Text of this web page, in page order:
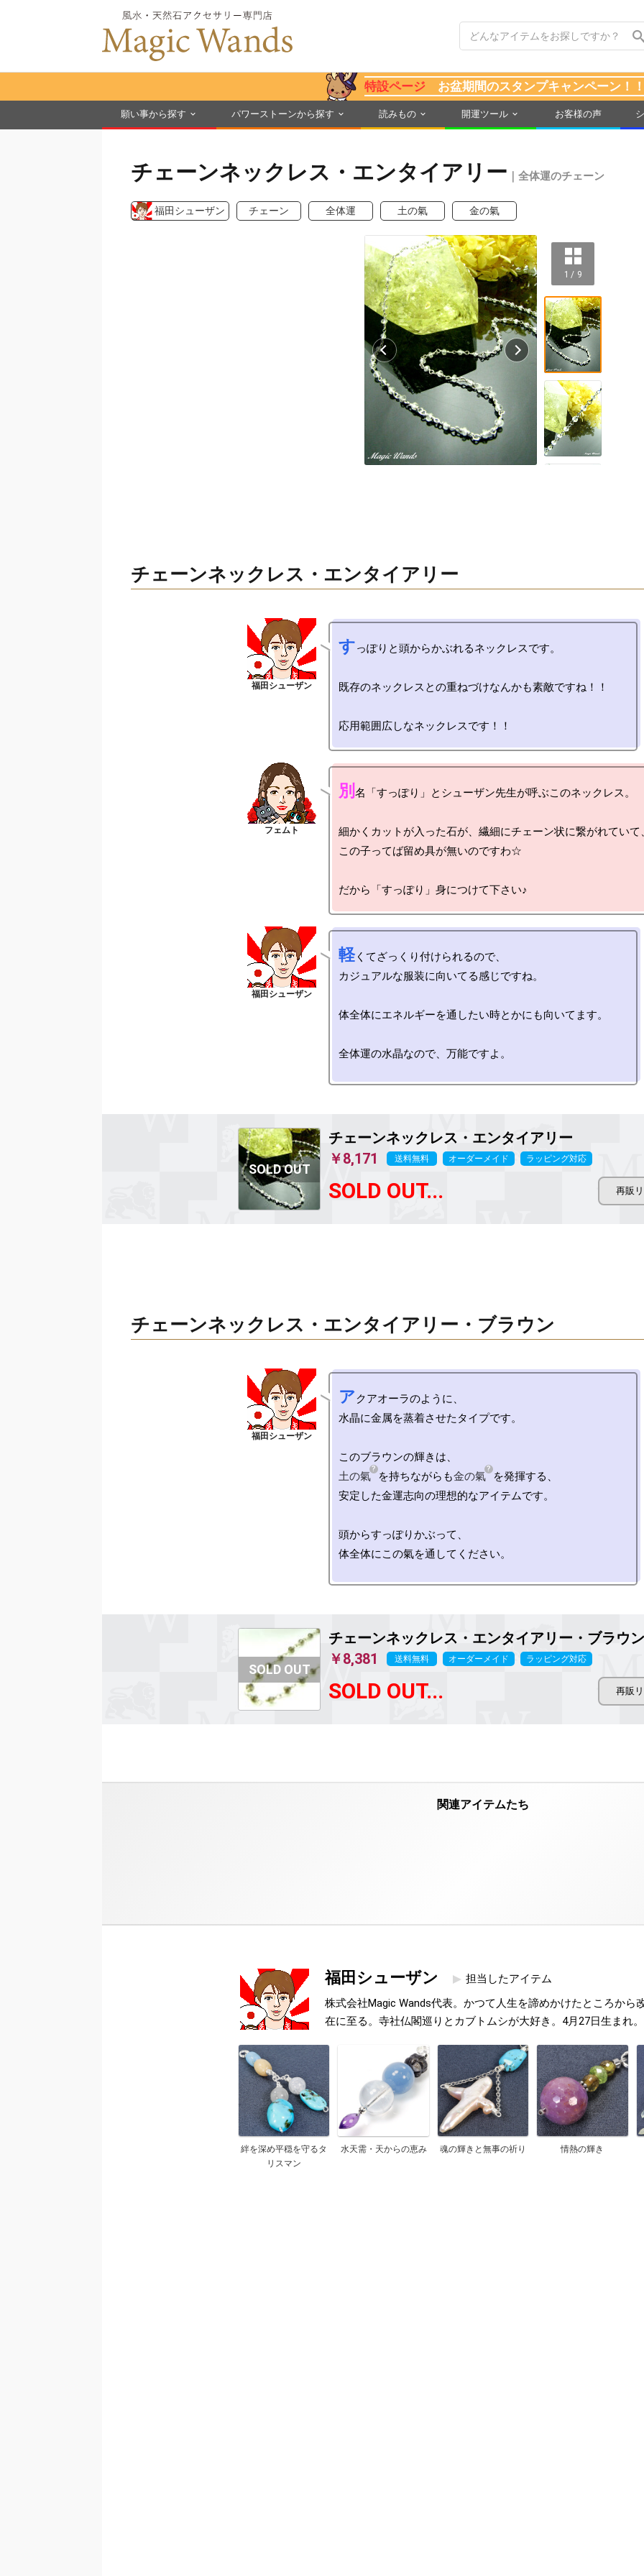
特設ページ お盆期間のスタンプキャンペーン！
願い事から探す パワーストーンから探す 読みもの 開運ツール お客様の声
チェーンネックレス・エンタイアリー ｜全体運のチェーン
福田シューザン チェーン 全体運 土の氣 金の氣
1 / 9
チェーンネックレス・エンタイアリー
すっぽりと頭からかぶれるネックレスです。
既存のネックレスとの重ねづけなんかも素敵ですね！！
別 名「すっぽり」とシューザン先生が呼ぶこのネックレス。
細かくカットが入った石が、繊細にチェーン状に繋がれていて
この子ってば留め具が無いのですわ☆
軽くてざっくり付けられるので、
カジュアルな服装に向いてる感じですね。
体全体にエネルギーを通したい時とかにも向いてます。
全体運の水晶なので、万能ですよ。
チェーンネックレス・エンタイアリー
￥8,171
送料無料 オーダーメイド ラッピング対応
SOLD OUT...
チェーンネックレス・エンタイアリー・ブラウン
アクアオーラのように、
水晶に金属を蒸着させたタイプです。
土の氣
を持ちながらも金の氣
を発揮する、
安定した金運志向の理想的なアイテムです。
頭からすっぽりかぶって、
体全体にこの氣を通してください。
チェーンネックレス・エンタイアリー・ブラウン
￥8,381
送料無料 オーダーメイド ラッピング対応
SOLD OUT...
福田シューザン
担当したアイテム
株式会社Magic Wands代表。かつて人生を諦めかけたところから
在に至る。寺社仏閣巡りとカブトムシが大好き。4月27日生まれ。
絆を深め平穏を守るタ
リスマン
水天需・天からの恵み 魂の輝きと無事の祈り 情熱の輝き